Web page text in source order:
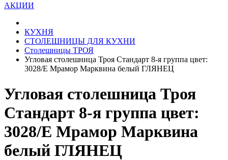
АКЦИИ
КУХНЯ
СТОЛЕШНИЦЫ ДЛЯ КУХНИ
Столешницы ТРОЯ
Угловая столешница Троя Стандарт 8-я группа цвет:
3028/E Мрамор Марквина белый ГЛЯНЕЦ
Угловая столешница Троя
Стандарт 8-я группа цвет:
3028/E Мрамор Марквина
белый ГЛЯНЕЦ